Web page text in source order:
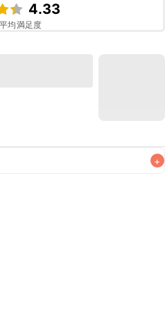
4.33
均満足度
+
召し上がりいただくことをお